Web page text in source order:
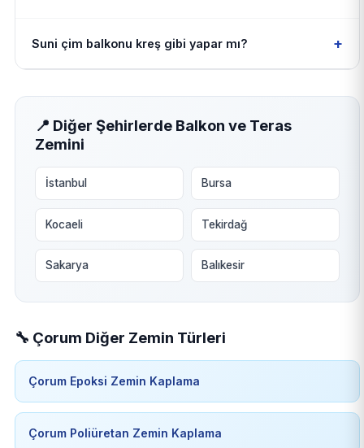
Suni çim balkonu kreş gibi yapar mı? +
📍 Diğer Şehirlerde Balkon ve Teras
Zemini
İstanbul Bursa
Kocaeli Tekirdağ
Sakarya Balıkesir
🔧 Çorum Diğer Zemin Türleri
Çorum Epoksi Zemin Kaplama
Çorum Poliüretan Zemin Kaplama